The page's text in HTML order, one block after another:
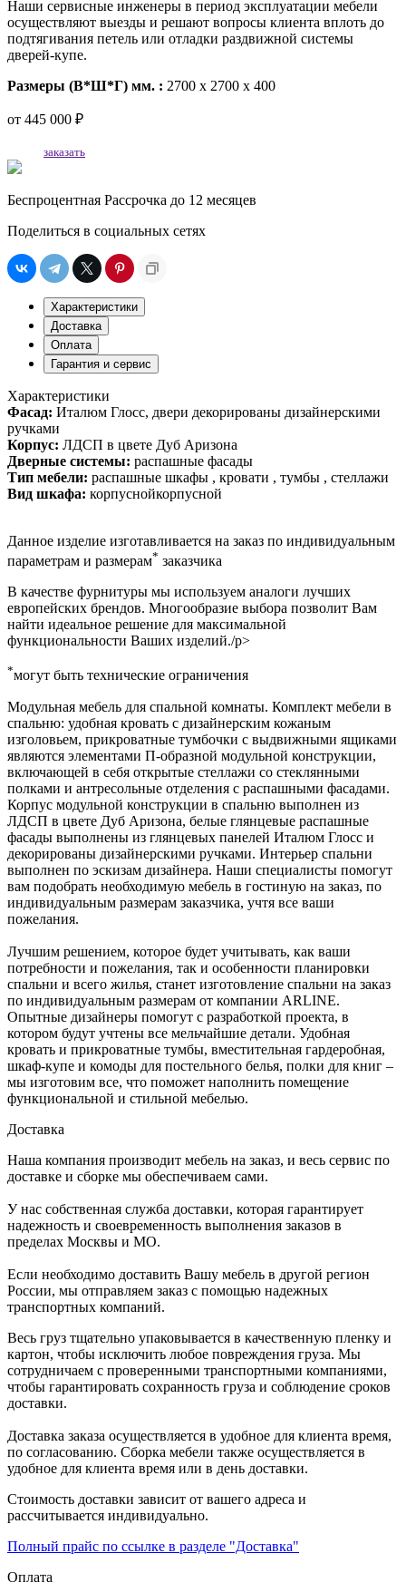
Наши сервисные инженеры в период эксплуатации мебели
осуществляют выезды и решают вопросы клиента вплоть до
подтягивания петель или отладки раздвижной системы
дверей-купе.
Размеры (В*Ш*Г) мм. : 2700 х 2700 х 400
от 445 000 ₽
заказать
Беспроцентная Рассрочка до 12 месяцев
Поделиться в социальных сетях
Характеристики
Доставка
Оплата
Гарантия и сервис
Характеристики
Фасад: Италюм Глосс, двери декорированы дизайнерскими
ручками
Корпус: ЛДСП в цвете Дуб Аризона
Дверные системы: распашные фасады
Тип мебели: распашные шкафы , кровати , тумбы , стеллажи
Вид шкафа: корпуснойкорпусной
Данное изделие изготавливается на заказ по индивидуальным
параметрам и размерам* заказчика
В качестве фурнитуры мы используем аналоги лучших
европейских брендов. Многообразие выбора позволит Вам
найти идеальное решение для максимальной
функциональности Ваших изделий./p>
*могут быть технические ограничения
Модульная мебель для спальной комнаты. Комплект мебели в
спальню: удобная кровать с дизайнерским кожаным
изголовьем, прикроватные тумбочки с выдвижными ящиками
являются элементами П-образной модульной конструкции,
включающей в себя открытые стеллажи со стеклянными
полками и антресольные отделения с распашными фасадами.
Корпус модульной конструкции в спальню выполнен из
ЛДСП в цвете Дуб Аризона, белые глянцевые распашные
фасады выполнены из глянцевых панелей Италюм Глосс и
декорированы дизайнерскими ручками. Интерьер спальни
выполнен по эскизам дизайнера. Наши специалисты помогут
вам подобрать необходимую мебель в гостиную на заказ, по
индивидуальным размерам заказчика, учтя все ваши
пожелания.
Лучшим решением, которое будет учитывать, как ваши
потребности и пожелания, так и особенности планировки
спальни и всего жилья, станет изготовление спальни на заказ
по индивидуальным размерам от компании ARLINE.
Опытные дизайнеры помогут с разработкой проекта, в
котором будут учтены все мельчайшие детали. Удобная
кровать и прикроватные тумбы, вместительная гардеробная,
шкаф-купе и комоды для постельного белья, полки для книг –
мы изготовим все, что поможет наполнить помещение
функциональной и стильной мебелью.
Доставка
Наша компания производит мебель на заказ, и весь сервис по
доставке и сборке мы обеспечиваем сами.
У нас собственная служба доставки, которая гарантирует
надежность и своевременность выполнения заказов в
пределах Москвы и МО.
Если необходимо доставить Вашу мебель в другой регион
России, мы отправляем заказ с помощью надежных
транспортных компаний.
Весь груз тщательно упаковывается в качественную пленку и
картон, чтобы исключить любое повреждения груза. Мы
сотрудничаем с проверенными транспортными компаниями,
чтобы гарантировать сохранность груза и соблюдение сроков
доставки.
Доставка заказа осуществляется в удобное для клиента время,
по согласованию. Сборка мебели также осуществляется в
удобное для клиента время или в день доставки.
Стоимость доставки зависит от вашего адреса и
рассчитывается индивидуально.
Полный прайс по ссылке в разделе "Доставка"
Оплата